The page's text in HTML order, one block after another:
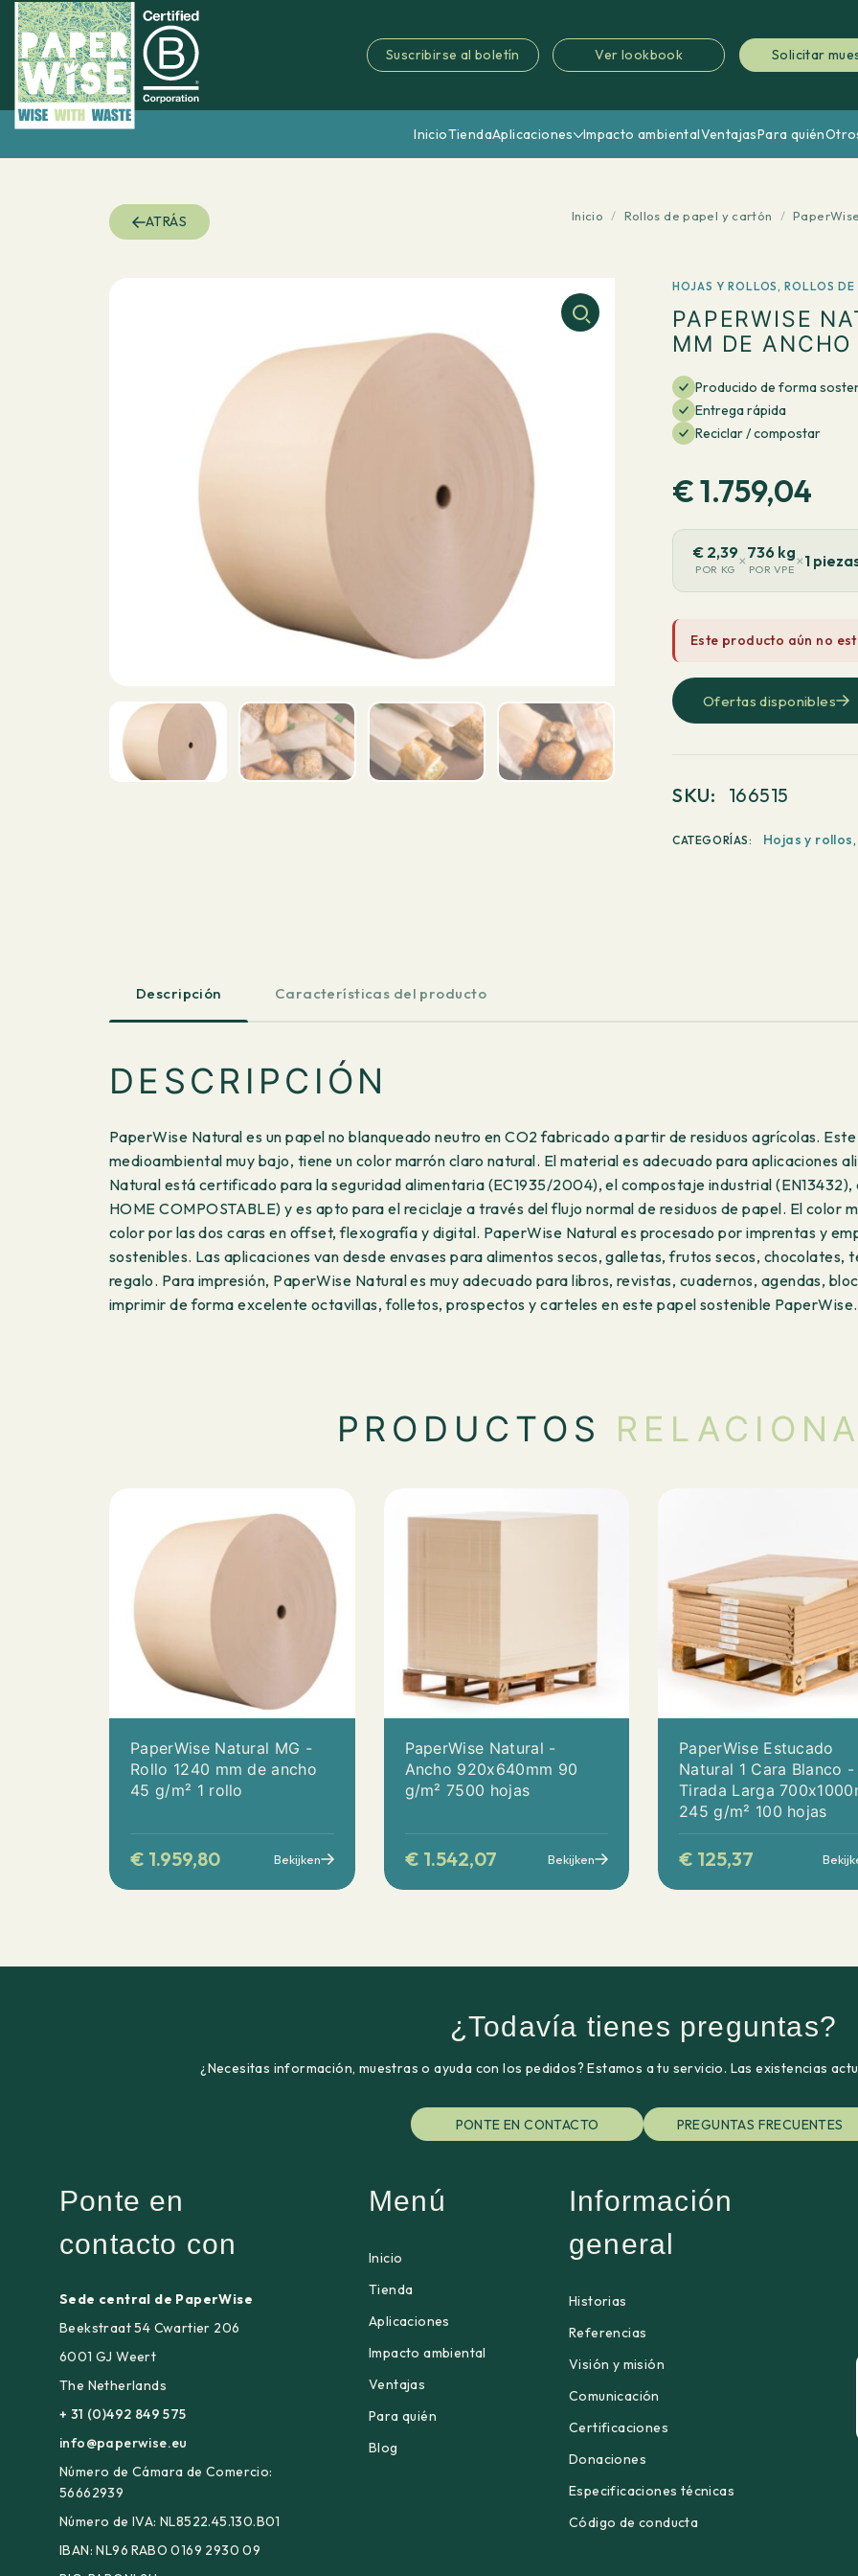
Suscribirse al boletín Ver lookbook Solicitar
InicioTiendaAplicaciones Impacto ambientalVentajasPara quién
ATRÁS Inicio / Rollos de papel y cartón /
HOJAS Y ROLLOS,ROLLOS DE
PAPERWISE
MM DE
Producido de forma
Entrega rápida
Reciclar / compostar
€1.759,04
€ 2,39
POR KG ×736 kg
POR VPE ×1
Este producto aún no
Ofertas disponibles
SKU: 166515
CATEGORÍAS: Hojas y rollos
Descripción Características del producto
DESCRIPCIÓN
PaperWise Natural es un papel no blanqueado neutro en CO2 fabricado a partir de residuos agrícolas.
medioambiental muy bajo, tiene un color marrón claro natural. El material es adecuado para aplicaciones
Natural está certificado para la seguridad alimentaria (EC1935/2004), el compostaje industrial
HOME COMPOSTABLE) y es apto para el reciclaje a través del flujo normal de residuos de papel. El color
color por las dos caras en offset, flexografía y digital. PaperWise Natural es procesado por imprentas y
sostenibles. Las aplicaciones van desde envases para alimentos secos, galletas, frutos secos,
regalo. Para impresión, PaperWise Natural es muy adecuado para libros, revistas, cuadernos, agendas,
imprimir de forma excelente octavillas, folletos, prospectos y carteles en este papel sostenible PaperWise.
PRODUCTOS
PaperWise Natural MG -
Rollo 1240 mm de ancho
45 g/m² 1 rollo
€ 1.959,80 Bekijken
PaperWise Natural -
Ancho 920x640mm 90
g/m² 7500 hojas
€ 1.542,07 Bekijken
PaperWise Estucado
Natural 1 Cara Blanco -
Tirada Larga
245 g/m² 100 hojas
€ 125,37
¿Todavía tienes preguntas?
¿Necesitas información, muestras o ayuda con los pedidos? Estamos a tu servicio. Las existencias
PONTE EN CONTACTO PREGUNTAS FRECUENTES
Ponte en
contacto con
Sede central de PaperWise
Beekstraat 54 Cwartier 206
6001 GJ Weert
The Netherlands
+ 31 (0)492 849 575
info@paperwise.eu
Número de Cámara de Comercio:
56662939
Número de IVA: NL8522.45.130.B01
IBAN: NL96 RABO 0169 2930 09
Menú
Inicio
Tienda
Aplicaciones
Impacto ambiental
Ventajas
Para quién
Blog
Información
general
Historias
Referencias
Visión y misión
Comunicación
Certificaciones
Donaciones
Especificaciones técnicas
Código de conducta